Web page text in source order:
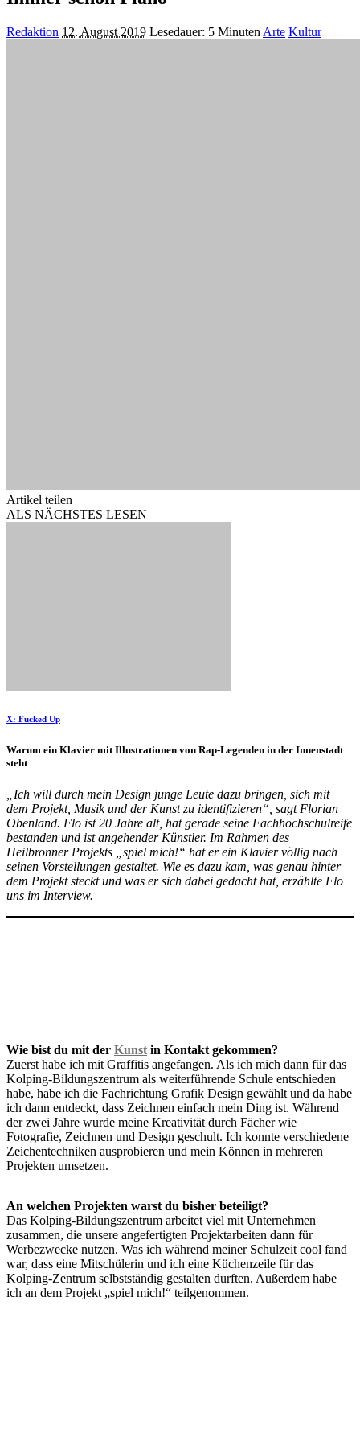
Posted
Redaktion 12. August 2019 Lesedauer: 5 Minuten Arte Kultur
Artikel teilen
ALS NÄCHSTES LESEN
X: Fucked Up
Warum ein Klavier mit Illustrationen von Rap-Legenden in der Innenstadt
steht
„Ich will durch mein Design junge Leute dazu bringen, sich mit
dem Projekt, Musik und der Kunst zu identifizieren“, sagt Florian
Obenland. Flo ist 20 Jahre alt, hat gerade seine Fachhochschulreife
bestanden und ist angehender Künstler. Im Rahmen des
Heilbronner Projekts „spiel mich!“ hat er ein Klavier völlig nach
seinen Vorstellungen gestaltet. Wie es dazu kam, was genau hinter
dem Projekt steckt und was er sich dabei gedacht hat, erzählte Flo
uns im Interview.
Wie bist du mit der Kunstin Kontakt gekommen?
Zuerst habe ich mit Graffitis angefangen. Als ich mich dann für das
Kolping-Bildungszentrum als weiterführende Schule entschieden
habe, habe ich die Fachrichtung Grafik Design gewählt und da habe
ich dann entdeckt, dass Zeichnen einfach mein Ding ist. Während
der zwei Jahre wurde meine Kreativität durch Fächer wie
Fotografie, Zeichnen und Design geschult. Ich konnte verschiedene
Zeichentechniken ausprobieren und mein Können in mehreren
Projekten umsetzen.
An welchen Projekten warst du bisher beteiligt?
Das Kolping-Bildungszentrum arbeitet viel mit Unternehmen
zusammen, die unsere angefertigten Projektarbeiten dann für
Werbezwecke nutzen. Was ich während meiner Schulzeit cool fand
war, dass eine Mitschülerin und ich eine Küchenzeile für das
Kolping-Zentrum selbstständig gestalten durften. Außerdem habe
ich an dem Projekt „spiel mich!“ teilgenommen.